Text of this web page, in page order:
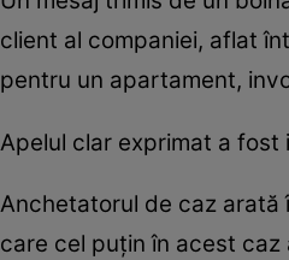
client al companiei, aflat
pentru un apartament,
Apelul clar exprimat a
Anchetatorul de caz arată
care cel puțin în acest